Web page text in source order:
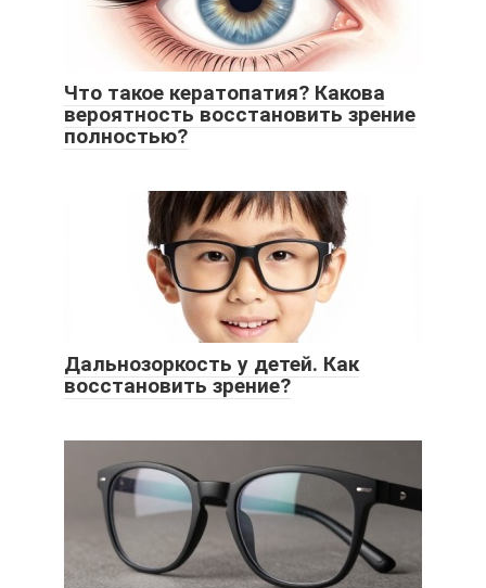
Что такое кератопатия? Какова
вероятность восстановить зрение
полностью?
Дальнозоркость у детей. Как
восстановить зрение?